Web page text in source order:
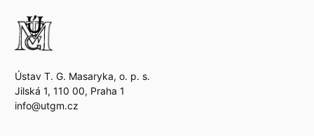
Ústav T. G. Masaryka, o. p. s.
Jilská 1, 110 00, Praha 1
info@utgm.cz